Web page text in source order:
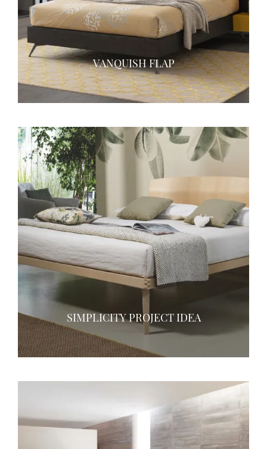
VANQUISH FLAP
SIMPLICITY PROJECT IDEA